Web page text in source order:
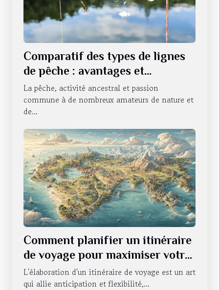
Comparatif des types de lignes
de pêche : avantages et
utilisations
La pêche, activité ancestral et passion
commune à de nombreux amateurs de nature et
de...
Comment planifier un itinéraire
de voyage pour maximiser votre
expérience
L'élaboration d'un itinéraire de voyage est un art
qui allie anticipation et flexibilité,...